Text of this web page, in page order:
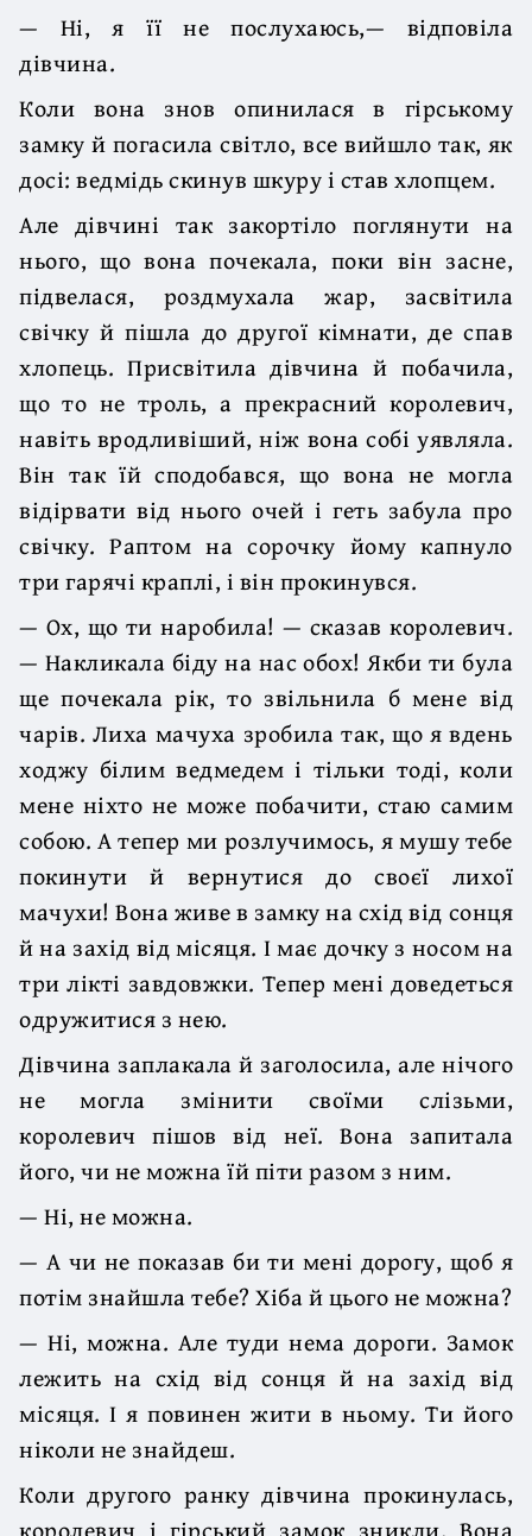
— Ні, я її не послухаюсь,— відповіла
дівчина.
Коли вона знов опинилася в гірському
замку й погасила світло, все вийшло так, як
досі: ведмідь скинув шкуру і став хлопцем.
Але дівчині так закортіло поглянути на
нього, що вона почекала, поки він засне,
підвелася, роздмухала жар, засвітила
свічку й пішла до другої кімнати, де спав
хлопець. Присвітила дівчина й побачила,
що то не троль, а прекрасний королевич,
навіть вродливіший, ніж вона собі уявляла.
Він так їй сподобався, що вона не могла
відірвати від нього очей і геть забула про
свічку. Раптом на сорочку йому капнуло
три гарячі краплі, і він прокинувся.
— Ох, що ти наробила! — сказав королевич.
— Накликала біду на нас обох! Якби ти була
ще почекала рік, то звільнила б мене від
чарів. Лиха мачуха зробила так, що я вдень
ходжу білим ведмедем і тільки тоді, коли
мене ніхто не може побачити, стаю самим
собою. А тепер ми розлучимось, я мушу тебе
покинути й вернутися до своєї лихої
мачухи! Вона живе в замку на схід від сонця
й на захід від місяця. І має дочку з носом на
три лікті завдовжки. Тепер мені доведеться
одружитися з нею.
Дівчина заплакала й заголосила, але нічого
не могла змінити своїми слізьми,
королевич пішов від неї. Вона запитала
його, чи не можна їй піти разом з ним.
— Ні, не можна.
— А чи не показав би ти мені дорогу, щоб я
потім знайшла тебе? Хіба й цього не можна?
— Ні, можна. Але туди нема дороги. Замок
лежить на схід від сонця й на захід від
місяця. І я повинен жити в ньому. Ти його
ніколи не знайдеш.
Коли другого ранку дівчина прокинулась,
королевич і гірський замок зникли. Вона